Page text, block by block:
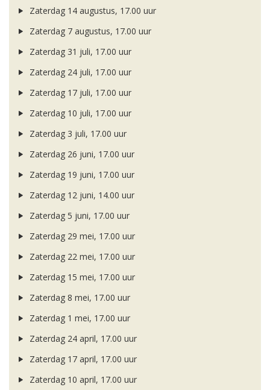
Zaterdag 14 augustus, 17.00 uur
Zaterdag 7 augustus, 17.00 uur
Zaterdag 31 juli, 17.00 uur
Zaterdag 24 juli, 17.00 uur
Zaterdag 17 juli, 17.00 uur
Zaterdag 10 juli, 17.00 uur
Zaterdag 3 juli, 17.00 uur
Zaterdag 26 juni, 17.00 uur
Zaterdag 19 juni, 17.00 uur
Zaterdag 12 juni, 14.00 uur
Zaterdag 5 juni, 17.00 uur
Zaterdag 29 mei, 17.00 uur
Zaterdag 22 mei, 17.00 uur
Zaterdag 15 mei, 17.00 uur
Zaterdag 8 mei, 17.00 uur
Zaterdag 1 mei, 17.00 uur
Zaterdag 24 april, 17.00 uur
Zaterdag 17 april, 17.00 uur
Zaterdag 10 april, 17.00 uur